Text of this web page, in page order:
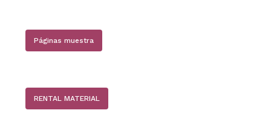
Páginas muestra
RENTAL MATERIAL